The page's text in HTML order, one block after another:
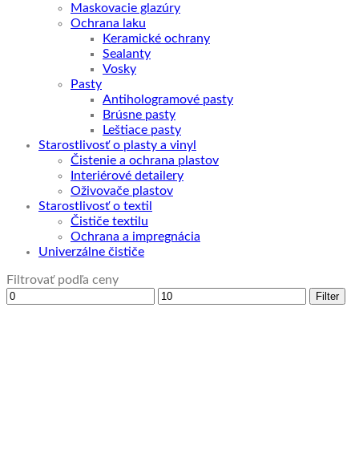
Maskovacie glazúry
Ochrana laku
Keramické ochrany
Sealanty
Vosky
Pasty
Antihologramové pasty
Brúsne pasty
Leštiace pasty
Starostlivosť o plasty a vinyl
Čistenie a ochrana plastov
Interiérové detailery
Oživovače plastov
Starostlivosť o textil
Čističe textilu
Ochrana a impregnácia
Univerzálne čističe
Filtrovať podľa ceny
Minimálna
Maximálna
Filter